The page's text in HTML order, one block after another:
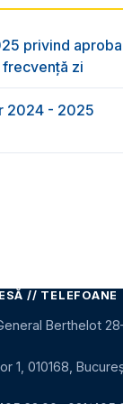
privind
zi
2024 - 2025
// TELEFOANE
Berthelot
1, 010168,